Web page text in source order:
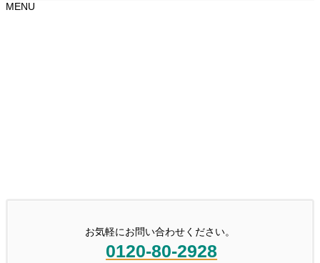
MENU
お気軽にお問い合わせください。
0120-80-2928